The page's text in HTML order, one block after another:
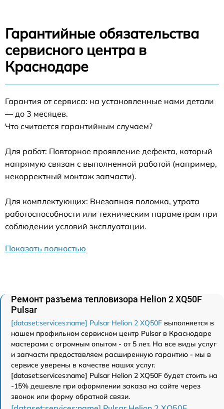
Гарантийные обязательства
сервисного центра в
Краснодаре
Гарантия от сервиса: на установленные нами детали
— до 3 месяцев.
Что считается гарантийным случаем?
Для работ: Повторное проявление дефекта, который
напрямую связан с выполненной работой (например,
некорректный монтаж запчасти).
Для комплектующих: Внезапная поломка, утрата
работоспособности или техническим параметрам при
соблюдении условий эксплуатации.
Показать полностью
Ремонт разъема тепловизора Helion 2 XQ50F
Pulsar
[dataset:services:name] Pulsar Helion 2 XQ50F выполняется в
нашем профильном сервисном центр Pulsar в Краснодаре
мастерами с огромным опытом - от 5 лет. На все виды услуг
и запчасти предоставляем расширенную гарантию - мы в
сервисе уверены в качестве наших услуг.
[dataset:services:name] Pulsar Helion 2 XQ50F будет стоить на
-15% дешевле при оформлении заказа на сайте через
звонок или форму обратной связи.